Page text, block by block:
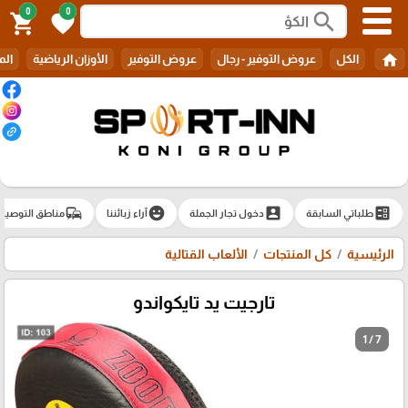
search
0
favorite
0
shopping_cart
home الكل عروض التوفير - رجال عروض التوفير الأوزان الرياضية
ballotطلباتي السابقة account_boxدخول تجار الجملة emoji_emotionsآراء زبائننا commuteمناطق
الرئيسية كل المنتجات الألعاب القتالية
تارجيت يد تايكواندو
1 / 7